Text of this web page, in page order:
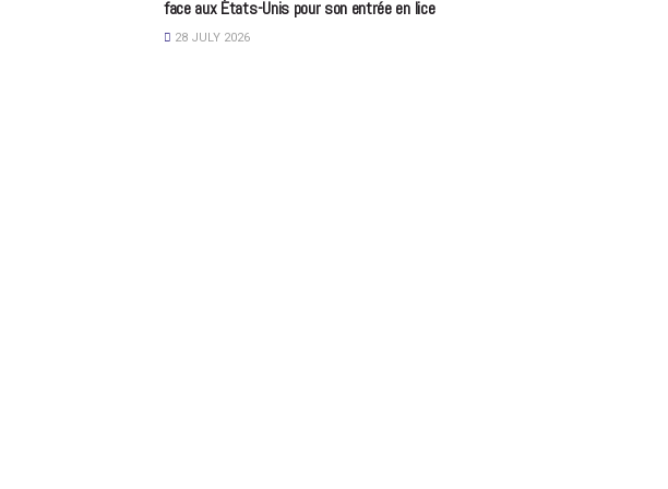
face aux États-Unis pour son entrée en lice
28 JULY 2026